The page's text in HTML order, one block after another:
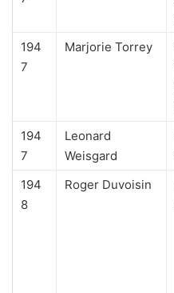
194
7
Marjorie Torrey
194
7
Leonard
Weisgard
194
8
Roger Duvoisin